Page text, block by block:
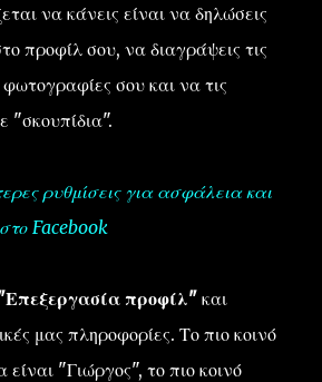
να κάνεις είναι να δηλώσεις
προφίλ σου, να διαγράψεις τις
φωτογραφίες σου και να τις
"σκουπίδια".
ρυθμίσεις για ασφάλεια και
Facebook
προφίλ"και
μας πληροφορίες. Το πιο κοινό
"Γιώργος", το πιο κοινό